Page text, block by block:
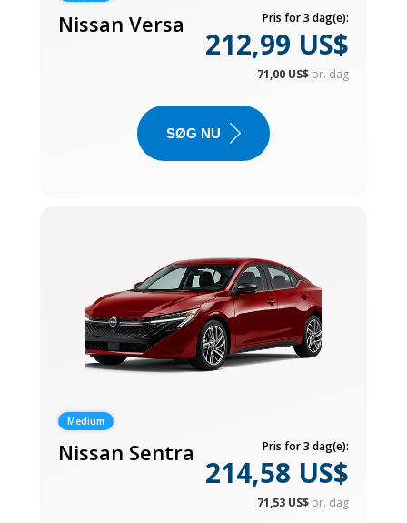
Nissan Versa Pris for 3 dag(e):
212,99 US$
71,00 US$ pr. dag
SØG NU
Medium
Nissan Sentra Pris for 3 dag(e):
214,58 US$
71,53 US$ pr. dag